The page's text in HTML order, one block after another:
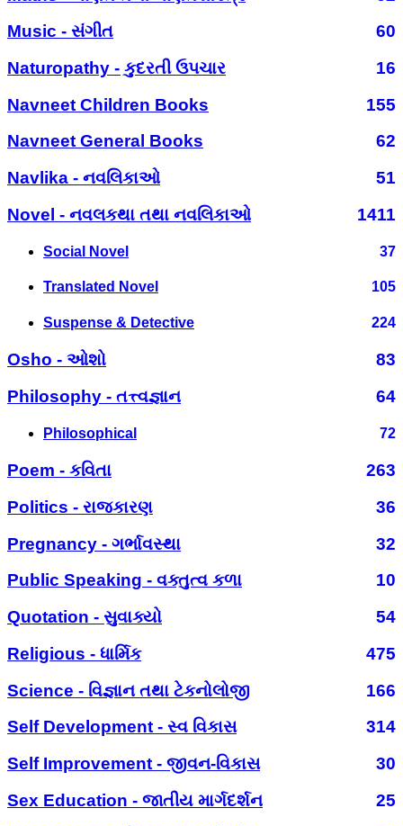
Music - સંગીત
60
Naturopathy - કુદરતી ઉપચાર
16
Navneet Children Books
155
Navneet General Books
62
Navlika - નવલિકાઓ
51
Novel - નવલકથા તથા નવલિકાઓ
1411
Social Novel 37
Translated Novel 105
Suspense & Detective 224
Osho - ઓશો
83
Philosophy - તત્ત્વજ્ઞાન
64
Philosophical 72
Poem - કવિતા
263
Politics - રાજકારણ
36
Pregnancy - ગર્ભાવસ્થા
32
Public Speaking - વક્તુત્વ કળા
10
Quotation - સુવાક્યો
54
Religious - ધાર્મિક
475
Science - વિજ્ઞાન તથા ટેકનોલોજી
166
Self Development - સ્વ વિકાસ
314
Self Improvement - જીવન-વિકાસ
30
Sex Education - જાતીય માર્ગદર્શન
25